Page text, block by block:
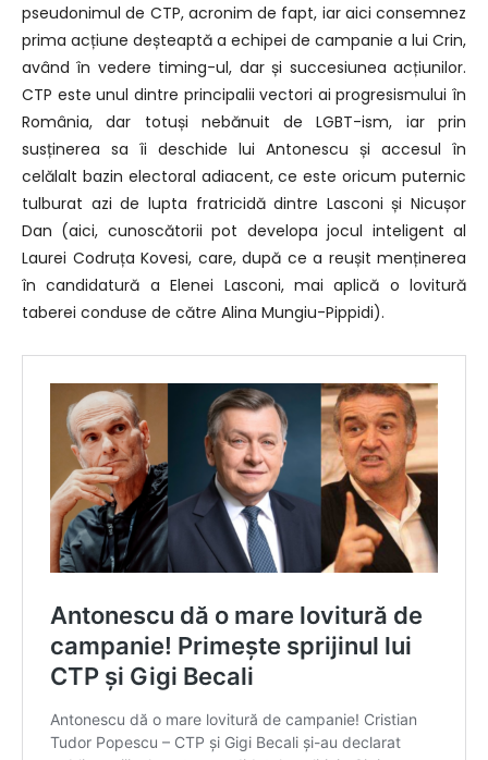
pseudonimul de CTP, acronim de fapt, iar aici consemnez
prima acțiune deșteaptă a echipei de campanie a lui Crin,
având în vedere timing-ul, dar și succesiunea acțiunilor.
CTP este unul dintre principalii vectori ai progresismului în
România, dar totuși nebănuit de LGBT-ism, iar prin
susținerea sa îi deschide lui Antonescu și accesul în
celălalt bazin electoral adiacent, ce este oricum puternic
tulburat azi de lupta fratricidă dintre Lasconi și Nicușor
Dan (aici, cunoscătorii pot developa jocul inteligent al
Laurei Codruța Kovesi, care, după ce a reușit menținerea
în candidatură a Elenei Lasconi, mai aplică o lovitură
taberei conduse de către Alina Mungiu-Pippidi).